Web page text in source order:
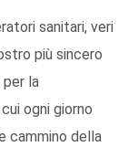
sanitari, veri
più sincero
per la
ogni giorno
cammino della